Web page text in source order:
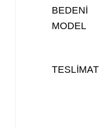
BEDENİ
MODEL
TESLİMAT